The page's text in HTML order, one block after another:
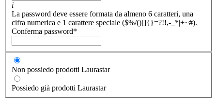
i
La password deve essere formata da almeno 6 caratteri, una
cifra numerica e 1 carattere speciale ($%/()[]{}=?!!,-_*|+~#).
Conferma password*
Non possiedo prodotti Laurastar
Possiedo già prodotti Laurastar